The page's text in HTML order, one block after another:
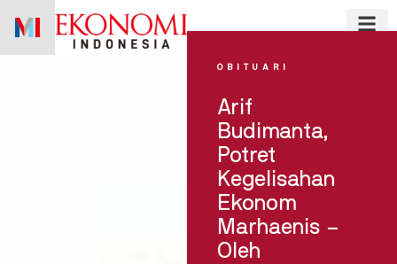
OBITUARI
Arif
Budimanta,
Potret
Kegelisahan
Ekonom
Marhaenis –
Oleh